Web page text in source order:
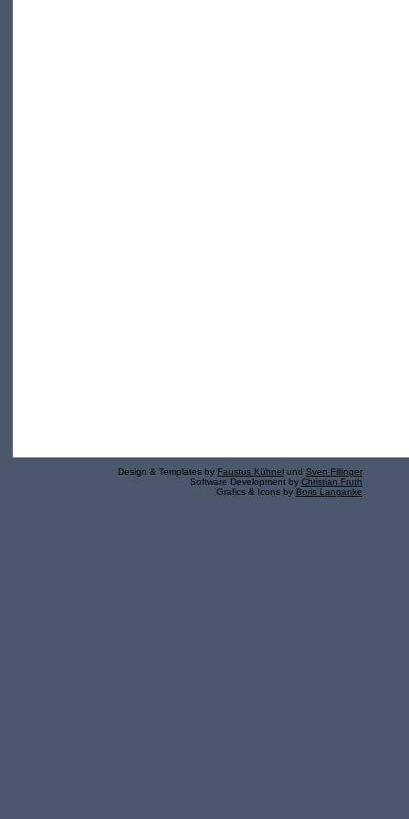
Design & Templates by Faustus Kühnel und Sven Fillinger
Software Development by Christian Fruth
Grafics & Icons by Boris Langanke